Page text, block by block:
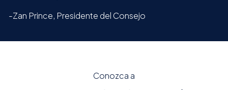
-Zan Prince, Presidente del Consejo
Conozca a